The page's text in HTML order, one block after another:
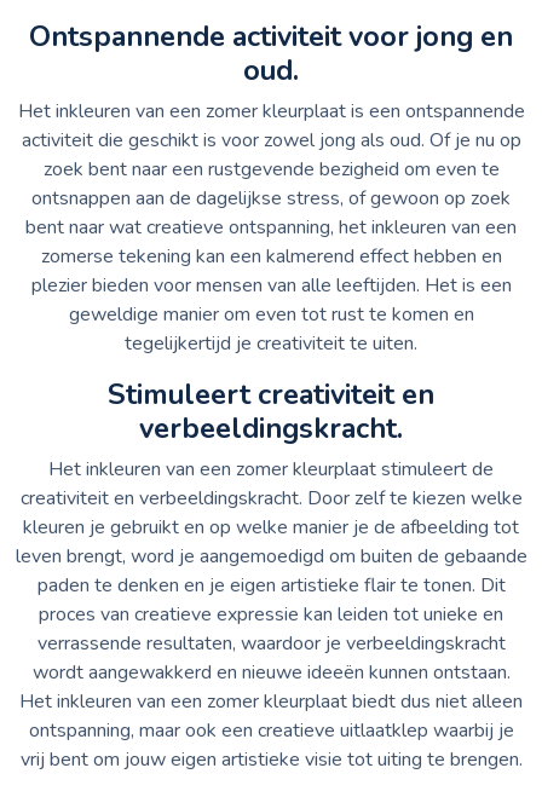
Ontspannende activiteit voor jong en
oud.
Het inkleuren van een zomer kleurplaat is een ontspannende
activiteit die geschikt is voor zowel jong als oud. Of je nu op
zoek bent naar een rustgevende bezigheid om even te
ontsnappen aan de dagelijkse stress, of gewoon op zoek
bent naar wat creatieve ontspanning, het inkleuren van een
zomerse tekening kan een kalmerend effect hebben en
plezier bieden voor mensen van alle leeftijden. Het is een
geweldige manier om even tot rust te komen en
tegelijkertijd je creativiteit te uiten.
Stimuleert creativiteit en
verbeeldingskracht.
Het inkleuren van een zomer kleurplaat stimuleert de
creativiteit en verbeeldingskracht. Door zelf te kiezen welke
kleuren je gebruikt en op welke manier je de afbeelding tot
leven brengt, word je aangemoedigd om buiten de gebaande
paden te denken en je eigen artistieke flair te tonen. Dit
proces van creatieve expressie kan leiden tot unieke en
verrassende resultaten, waardoor je verbeeldingskracht
wordt aangewakkerd en nieuwe ideeën kunnen ontstaan.
Het inkleuren van een zomer kleurplaat biedt dus niet alleen
ontspanning, maar ook een creatieve uitlaatklep waarbij je
vrij bent om jouw eigen artistieke visie tot uiting te brengen.